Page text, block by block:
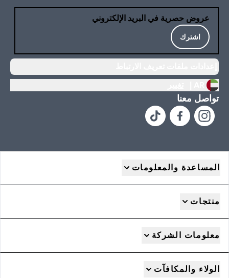
عروض حصرية في البريد الإلكتروني
اشترك
تواصل معنا
المساعدة والمعلومات
منتجات
معلومات الشركة
الولاء والمكافآت